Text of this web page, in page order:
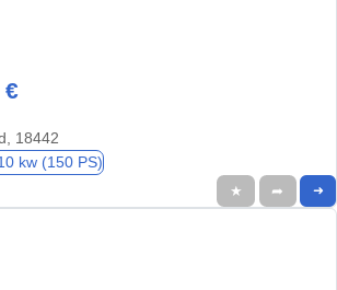
€
18442
kw (150 PS)
★ ➦ ➜